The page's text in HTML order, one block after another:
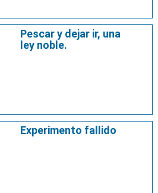
Pescar y dejar ir, una
ley noble.
Experimento fallido